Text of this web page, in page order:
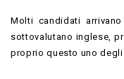
Molti candidati
sottovalutano inglese,
proprio questo uno